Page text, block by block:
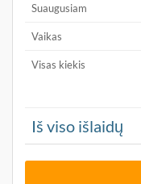
Suaugusiam
Vaikas
Visas kiekis
Iš viso išlaidų